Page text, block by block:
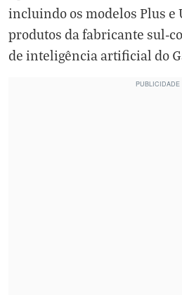
incluindo os modelos Plus e
produtos da fabricante sul-
de inteligência artificial do